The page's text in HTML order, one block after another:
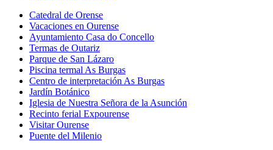
Catedral de Orense
Vacaciones en Ourense
Ayuntamiento Casa do Concello
Termas de Outariz
Parque de San Lázaro
Piscina termal As Burgas
Centro de interpretación As Burgas
Jardín Botánico
Iglesia de Nuestra Señora de la Asunción
Recinto ferial Expourense
Visitar Ourense
Puente del Milenio